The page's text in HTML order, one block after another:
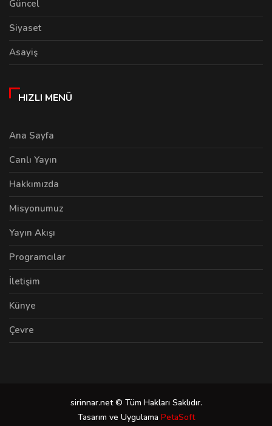
Güncel
Siyaset
Asayiş
HIZLI MENÜ
Ana Sayfa
Canlı Yayın
Hakkımızda
Misyonumuz
Yayın Akışı
Programcılar
İletişim
Künye
Çevre
sirinnar.net © Tüm Hakları Saklıdır.
Tasarım ve Uygulama PetaSoft